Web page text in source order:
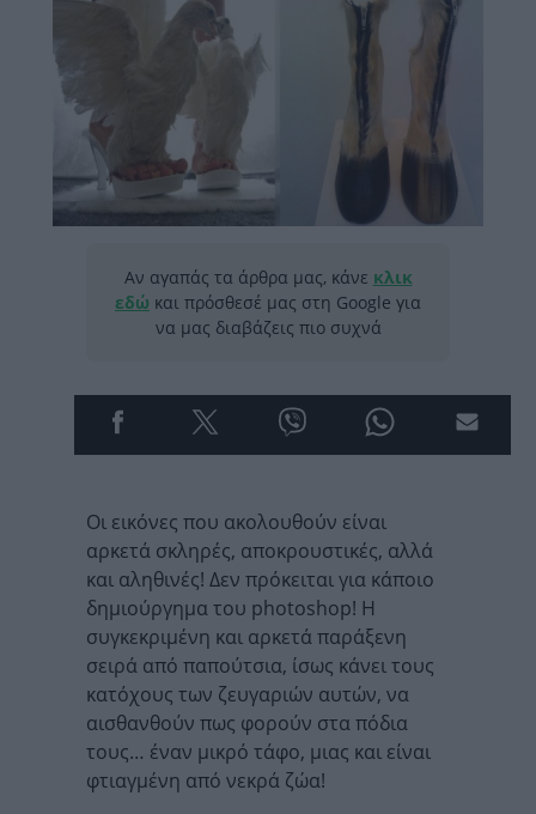
Αν αγαπάς τα άρθρα μας, κάνε κλικ
εδώ και πρόσθεσέ μας στη Google για
να μας διαβάζεις πιο συχνά
Οι εικόνες που ακολουθούν είναι
αρκετά σκληρές, αποκρουστικές, αλλά
και αληθινές! Δεν πρόκειται για κάποιο
δημιούργημα του photoshop! Η
συγκεκριμένη και αρκετά παράξενη
σειρά από παπούτσια, ίσως κάνει τους
κατόχους των ζευγαριών αυτών, να
αισθανθούν πως φορούν στα πόδια
τους… έναν μικρό τάφο, μιας και είναι
φτιαγμένη από νεκρά ζώα!